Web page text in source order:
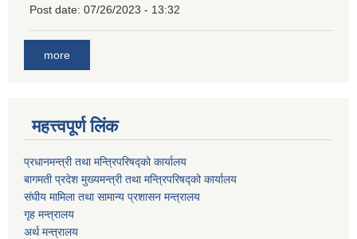
Post date: 07/26/2023 - 13:32
more
महत्त्वपूर्ण लिंक
प्रधानमन्त्री तथा मन्त्रिपरिषद्को कार्यालय
बागमती प्रदेश मुख्यमन्त्री तथा मन्त्रिपरिषद्को कार्यालय
संघीय मामिला तथा सामान्य प्रशासन मन्त्रालय
गृह मन्त्रालय
अर्थ मन्त्रालय